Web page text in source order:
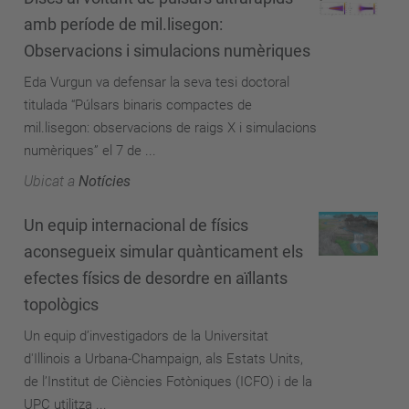
amb període de mil.lisegon:
Observacions i simulacions numèriques
Eda Vurgun va defensar la seva tesi doctoral
titulada “Púlsars binaris compactes de
mil.lisegon: observacions de raigs X i simulacions
numèriques” el 7 de ...
Ubicat a Notícies
Un equip internacional de físics
aconsegueix simular quànticament els
efectes físics de desordre en aïllants
topològics
Un equip d’investigadors de la Universitat
d'Illinois a Urbana-Champaign, als Estats Units,
de l’Institut de Ciències Fotòniques (ICFO) i de la
UPC utilitza ...